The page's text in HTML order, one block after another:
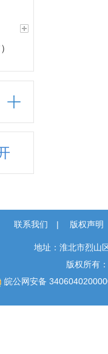
联系我们 | 版权声明
地址：淮北市烈山
版权所有
皖公网安备